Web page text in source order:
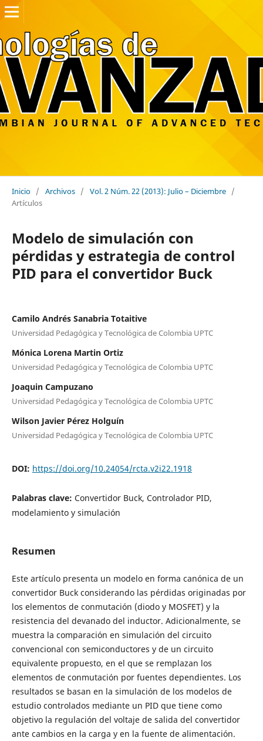
Inicio / Archivos / Vol. 2 Núm. 22 (2013): Julio – Diciembre /
Artículos
Modelo de simulación con
pérdidas y estrategia de control
PID para el convertidor Buck
Camilo Andrés Sanabria Totaitive
Universidad Pedagógica y Tecnológica de Colombia UPTC
Mónica Lorena Martin Ortiz
Universidad Pedagógica y Tecnológica de Colombia UPTC
Joaquin Campuzano
Universidad Pedagógica y Tecnológica de Colombia UPTC
Wilson Javier Pérez Holguín
Universidad Pedagógica y Tecnológica de Colombia UPTC
DOI: https://doi.org/10.24054/rcta.v2i22.1918
Palabras clave: Convertidor Buck, Controlador PID,
modelamiento y simulación
Resumen
Este artículo presenta un modelo en forma canónica de un
convertidor Buck considerando las pérdidas originadas por
los elementos de conmutación (diodo y MOSFET) y la
resistencia del devanado del inductor. Adicionalmente, se
muestra la comparación en simulación del circuito
convencional con semiconductores y de un circuito
equivalente propuesto, en el que se remplazan los
elementos de conmutación por fuentes dependientes. Los
resultados se basan en la simulación de los modelos de
estudio controlados mediante un PID que tiene como
objetivo la regulación del voltaje de salida del convertidor
ante cambios en la carga y en la fuente de alimentación.